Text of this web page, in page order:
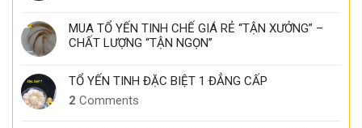
MUA TỔ YẾN TINH CHẾ GIÁ RẺ “TẬN XƯỞNG” –
CHẤT LƯỢNG “TẬN NGỌN”
TỔ YẾN TINH ĐẶC BIỆT 1 ĐẲNG CẤP
2 Comments